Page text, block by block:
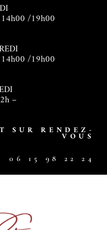
/19h00
/19h00
–
SUR RENDEZ-
VOUS
06 15 98 22 24